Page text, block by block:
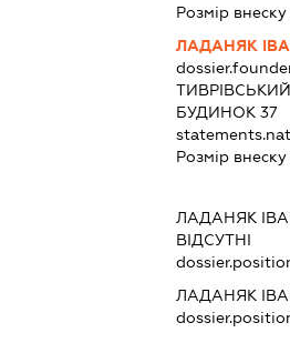
Розмір
ЛАДАНЯК
БУДИНОК 37
Розмір
ЛАДАНЯК
ВІДСУТНІ
ЛАДАНЯК